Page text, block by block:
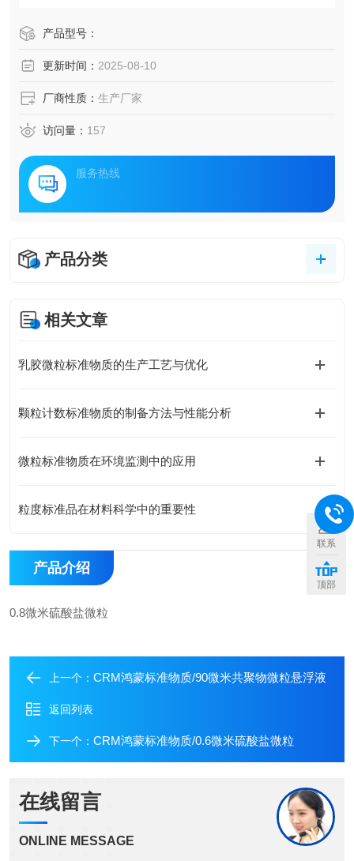
产品型号：
更新时间： 2025-08-10
厂商性质： 生产厂家
访问量： 157
服务热线
产品分类
相关文章
乳胶微粒标准物质的生产工艺与优化
颗粒计数标准物质的制备方法与性能分析
微粒标准物质在环境监测中的应用
粒度标准品在材料科学中的重要性
产品介绍
0.8微米硫酸盐微粒
上一个： CRM鸿蒙标准物质/90微米共聚物微粒悬浮液
返回列表
下一个： CRM鸿蒙标准物质/0.6微米硫酸盐微粒
在线留言
ONLINE MESSAGE
联系
顶部